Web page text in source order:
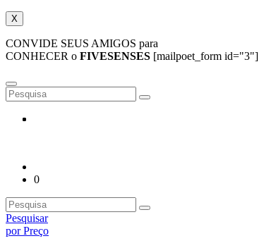
X
CONVIDE SEUS AMIGOS para
CONHECER o FIVESENSES [mailpoet_form id="3"]
0
Pesquisar
por Preço